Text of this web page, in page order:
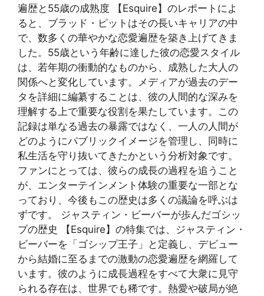
遍歴と55歳の成熟度 【Esquire】のレポートによ
ると、ブラッド・ピットはその長いキャリアの中
で、数多くの華やかな恋愛遍歴を築き上げてきま
した。55歳という年齢に達した彼の恋愛スタイル
は、若年期の衝動的なものから、成熟した大人の
関係へと変化しています。メディアが過去のデー
タを詳細に編纂することは、彼の人間的な深みを
理解する上で重要な役割を果たしています。この
記録は単なる過去の暴露ではなく、一人の人間が
どのようにパブリックイメージを管理し、同時に
私生活を守り抜いてきたかという分析対象です。
ファンにとっては、彼らの成長の過程を追うこと
が、エンターテインメント体験の重要な一部とな
っており、今後もこの歴史は多くの議論を呼ぶは
ずです。 ジャスティン・ビーバーが歩んだゴシッ
プの歴史 【Esquire】の特集では、ジャスティン・
ビーバーを「ゴシップ王子」と定義し、デビュー
から結婚に至るまでの激動の恋愛遍歴を網羅して
います。彼のように成長過程をすべて大衆に見守
られる存在は、世界でも稀です。熱愛や破局が絶